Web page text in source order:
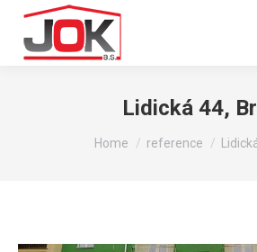
Lidická 44,
You are here:
Home reference